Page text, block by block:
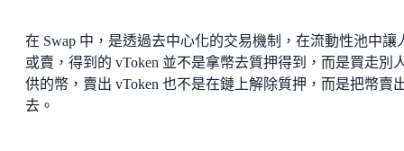
在 Swap 中，是透過去中心化的交易機制，在流動性池中讓
或賣，得到的 vToken 並不是拿幣去質押得到，而是買走別
供的幣，賣出 vToken 也不是在鏈上解除質押，而是把幣賣
去。